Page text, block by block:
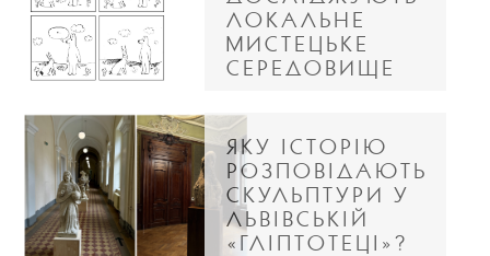
ЛОКАЛЬНЕ
МИСТЕЦЬКЕ
СЕРЕДОВИЩЕ
ЯКУ ІСТОРІЮ
РОЗПОВІДАЮТЬ
СКУЛЬПТУРИ У
ЛЬВІВСЬКІЙ
«ГЛІПТОТЕЦІ»?